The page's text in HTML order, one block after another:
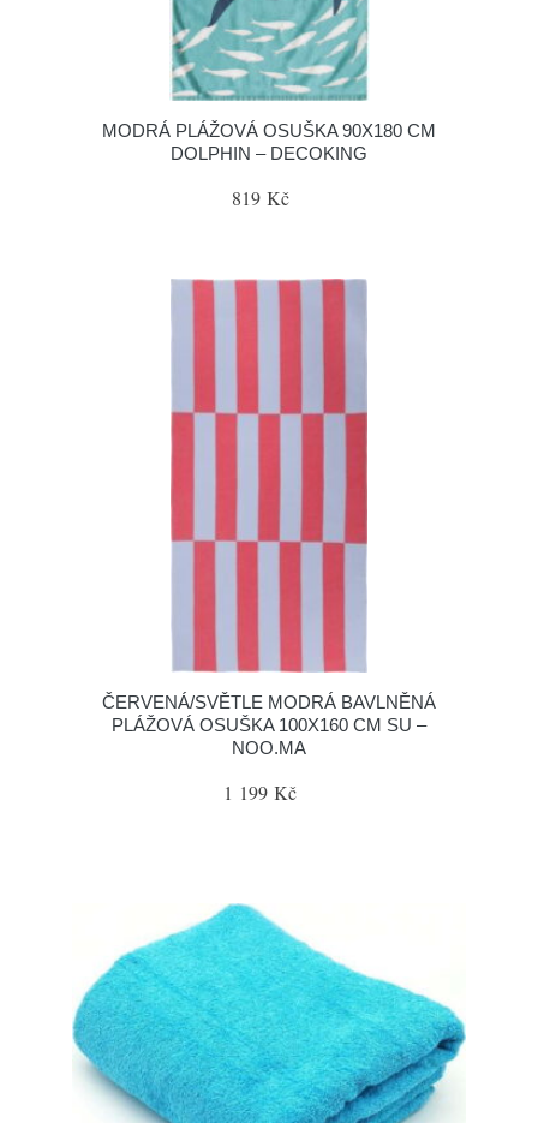
MODRÁ PLÁŽOVÁ OSUŠKA 90X180 CM
DOLPHIN – DECOKING
819 Kč
ČERVENÁ/SVĚTLE MODRÁ BAVLNĚNÁ
PLÁŽOVÁ OSUŠKA 100X160 CM SU –
NOO.MA
1 199 Kč